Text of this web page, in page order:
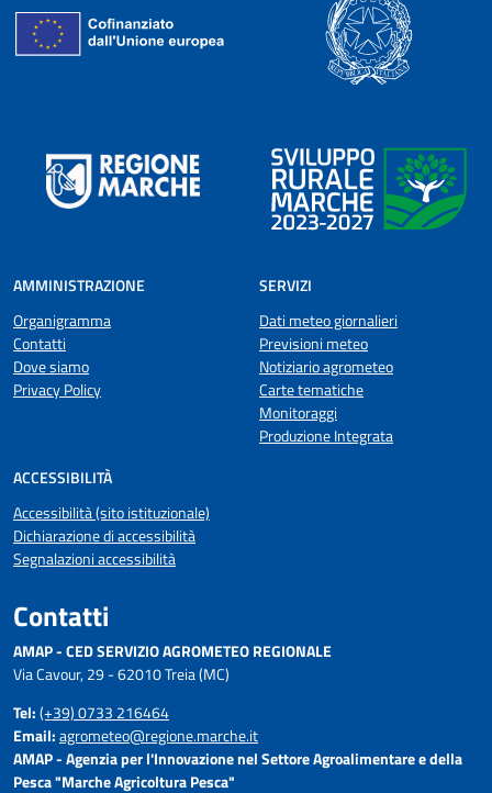
AMMINISTRAZIONE
Organigramma
Contatti
Dove siamo
Privacy Policy
SERVIZI
Dati meteo giornalieri
Previsioni meteo
Notiziario agrometeo
Carte tematiche
Monitoraggi
Produzione Integrata
ACCESSIBILITÀ
Accessibilità (sito istituzionale)
Dichiarazione di accessibilità
Segnalazioni accessibilità
Contatti
AMAP - CED SERVIZIO AGROMETEO REGIONALE
Via Cavour, 29 - 62010 Treia (MC)
Tel:(+39) 0733 216464
Email:agrometeo@regione.marche.it
AMAP - Agenzia per l'Innovazione nel Settore Agroalimentare e della
Pesca "Marche Agricoltura Pesca"